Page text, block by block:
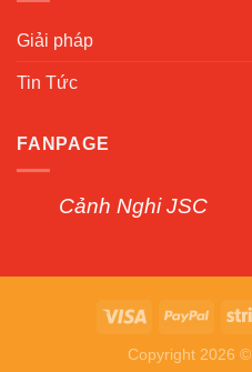
Giải pháp
Tin Tức
FANPAGE
Cảnh Nghi JSC
Copyright 2026 ©